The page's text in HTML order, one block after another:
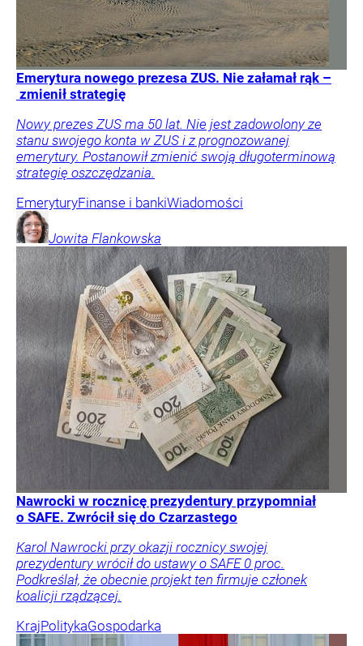
Emerytura nowego prezesa ZUS. Nie załamał rąk –
zmienił strategię
Nowy prezes ZUS ma 50 lat. Nie jest zadowolony ze
stanu swojego konta w ZUS i z prognozowanej
emerytury. Postanowił zmienić swoją długoterminową
strategię oszczędzania.
EmeryturyFinanse i bankiWiadomości
Jowita Flankowska
Nawrocki w rocznicę prezydentury przypomniał
o SAFE. Zwrócił się do Czarzastego
Karol Nawrocki przy okazji rocznicy swojej
prezydentury wrócił do ustawy o SAFE 0 proc.
Podkreślał, że obecnie projekt ten firmuje członek
koalicji rządzącej.
KrajPolitykaGospodarka